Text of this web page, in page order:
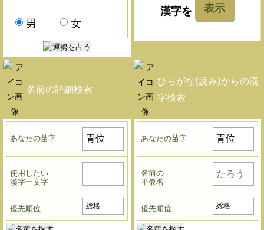
男 女
漢字を 表示
名前の詳細検索
あなたの苗字
使用したい
漢字一文字
優先順位
ひらがな(読み)からの漢
字検索
あなたの苗字
名前の
平仮名
優先順位